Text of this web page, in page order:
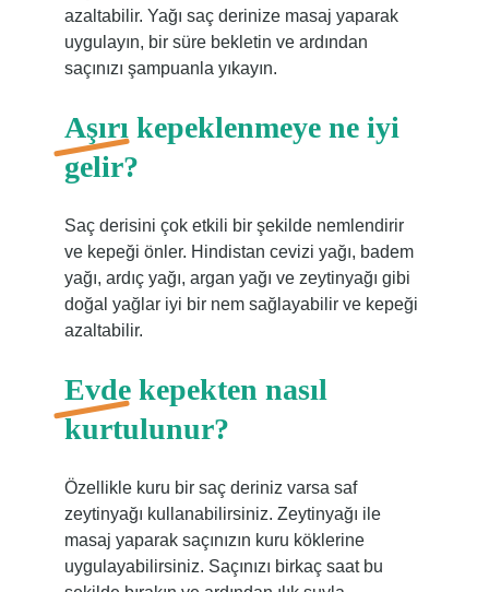
azaltabilir. Yağı saç derinize masaj yaparak
uygulayın, bir süre bekletin ve ardından
saçınızı şampuanla yıkayın.
Aşırı kepeklenmeye ne iyi
gelir?
Saç derisini çok etkili bir şekilde nemlendirir
ve kepeği önler. Hindistan cevizi yağı, badem
yağı, ardıç yağı, argan yağı ve zeytinyağı gibi
doğal yağlar iyi bir nem sağlayabilir ve kepeği
azaltabilir.
Evde kepekten nasıl
kurtulunur?
Özellikle kuru bir saç deriniz varsa saf
zeytinyağı kullanabilirsiniz. Zeytinyağı ile
masaj yaparak saçınızın kuru köklerine
uygulayabilirsiniz. Saçınızı birkaç saat bu